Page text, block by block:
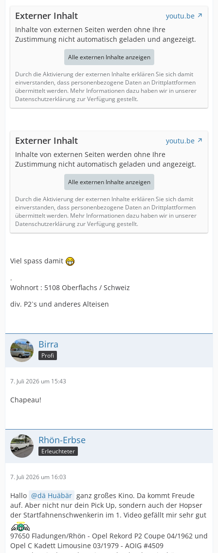
Externer Inhalt
youtu.be
Inhalte von externen Seiten werden ohne Ihre
Zustimmung nicht automatisch geladen und angezeigt.
Alle externen Inhalte anzeigen
Durch die Aktivierung der externen Inhalte erklären Sie sich damit
einverstanden, dass personenbezogene Daten an Drittplattformen
übermittelt werden. Mehr Informationen dazu haben wir in unserer
Datenschutzerklärung zur Verfügung gestellt.
Externer Inhalt
youtu.be
Inhalte von externen Seiten werden ohne Ihre
Zustimmung nicht automatisch geladen und angezeigt.
Alle externen Inhalte anzeigen
Durch die Aktivierung der externen Inhalte erklären Sie sich damit
einverstanden, dass personenbezogene Daten an Drittplattformen
übermittelt werden. Mehr Informationen dazu haben wir in unserer
Datenschutzerklärung zur Verfügung gestellt.
Viel spass damit
.
Wohnort : 5108 Oberflachs / Schweiz
div. P2`s und anderes Alteisen
Birra
Profi
7. Juli 2026 um 15:43
Chapeau!
Rhön-Erbse
Erleuchteter
7. Juli 2026 um 16:03
Hallo dä Huäbär ganz großes Kino. Da kommt Freude
auf. Aber nicht nur dein Pick Up, sondern auch der Hopser
der Startfahnenschwenkerin im 1. Video gefällt mir sehr gut
97650 Fladungen/Rhön - Opel Rekord P2 Coupe 04/1962 und
Opel C Kadett Limousine 03/1979 - AOIG #4509